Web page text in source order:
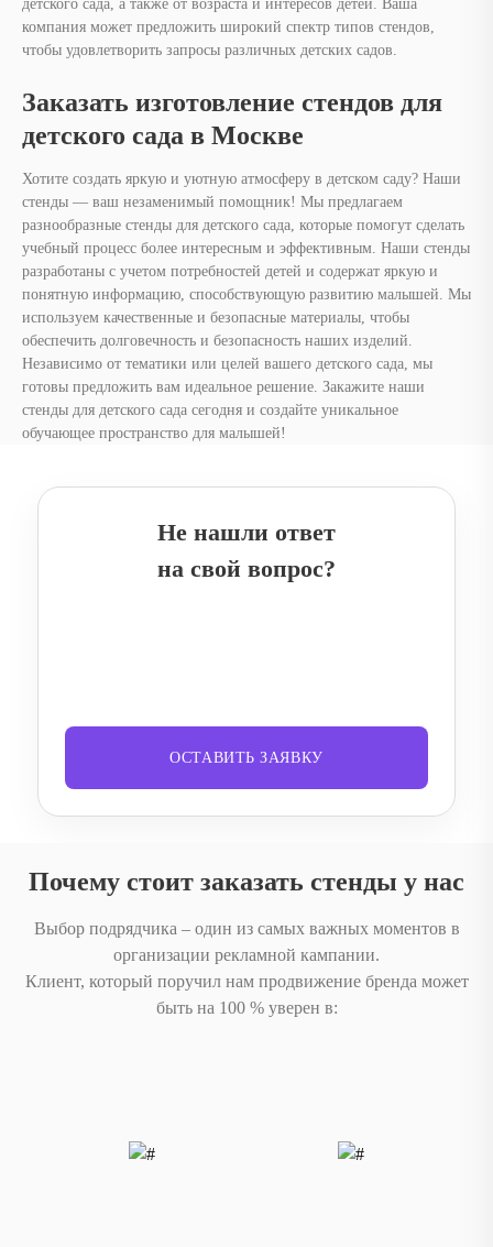
детского сада, а также от возраста и интересов детей. Ваша
компания может предложить широкий спектр типов стендов,
чтобы удовлетворить запросы различных детских садов.
Заказать изготовление стендов для
детского сада в Москве
Хотите создать яркую и уютную атмосферу в детском саду? Наши
стенды — ваш незаменимый помощник! Мы предлагаем
разнообразные стенды для детского сада, которые помогут сделать
учебный процесс более интересным и эффективным. Наши стенды
разработаны с учетом потребностей детей и содержат яркую и
понятную информацию, способствующую развитию малышей. Мы
используем качественные и безопасные материалы, чтобы
обеспечить долговечность и безопасность наших изделий.
Независимо от тематики или целей вашего детского сада, мы
готовы предложить вам идеальное решение. Закажите наши
стенды для детского сада сегодня и создайте уникальное
обучающее пространство для малышей!
Не нашли ответ
на свой вопрос?
ОСТАВИТЬ ЗАЯВКУ
Почему стоит заказать стенды у нас
Выбор подрядчика – один из самых важных моментов в
организации рекламной кампании.
Клиент, который поручил нам продвижение бренда может
быть на 100 % уверен в: